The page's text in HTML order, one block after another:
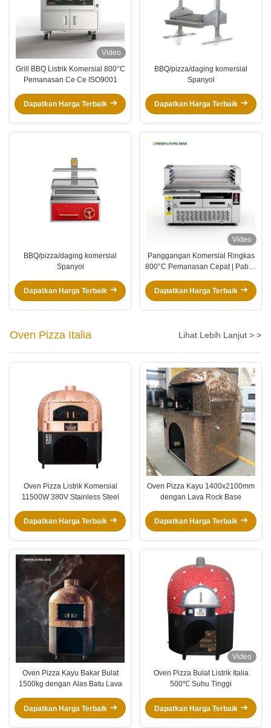
Video
Grill BBQ Listrik Komersial 800°C
Pemanasan Ce Ce ISO9001
Dapatkan Harga Terbaik
BBQ/pizza/daging komersial
Spanyol
Dapatkan Harga Terbaik
BBQ/pizza/daging komersial
Spanyol
Dapatkan Harga Terbaik
Video
Panggangan Komersial Ringkas
800°C Pemanasan Cepat | Pabrik
ISO9001 | Hemat Ruang
Dapatkan Harga Terbaik
Oven Pizza Italia Lihat Lebih Lanjut > >
Oven Pizza Listrik Komersial
11500W 380V Stainless Steel
Dapatkan Harga Terbaik
Oven Pizza Kayu 1400x2100mm
dengan Lava Rock Base
Dapatkan Harga Terbaik
Oven Pizza Kayu Bakar Bulat
1500kg dengan Alas Batu Lava
Dapatkan Harga Terbaik
Video
Oven Pizza Bulat Listrik Italia
500℃ Suhu Tinggi
Dapatkan Harga Terbaik